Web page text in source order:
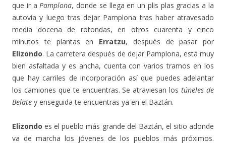
que ir aPamplona, donde se llega en un plis plas gracias a la
autovía y luego tras dejar Pamplona tras haber atravesado
media docena de rotondas, en otros cuarenta y cinco
minutos te plantas en Erratzu, después de pasar por
Elizondo. La carretera después de dejar Pamplona, está muy
bien asfaltada y es ancha, cuenta con varios tramos en los
que hay carriles de incorporación así que puedes adelantar
los camiones que te encuentras. Se atraviesan lostúneles de
Belate y enseguida te encuentras ya en el Baztán.
Elizondo es el pueblo más grande del Baztán, el sitio adonde
va de marcha los jóvenes de los pueblos más próximos.